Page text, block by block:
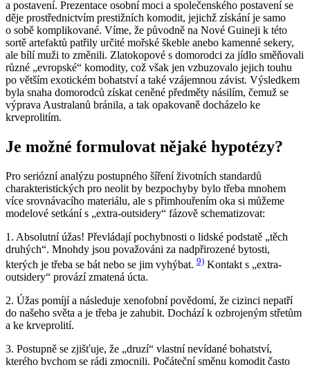
a postavení. Prezentace osobní moci a společenského postavení se
děje prostřednictvím prestižních komodit, jejichž získání je samo
o sobě komplikované. Víme, že původně na Nové Guineji k této
sortě artefaktů patřily určité mořské škeble anebo kamenné sekery,
ale bílí muži to změnili. Zlatokopové s domorodci za jídlo směňovali
různé „evropské“ komodity, což však jen vzbuzovalo jejich touhu
po větším exotickém bohatství a také vzájemnou závist. Výsledkem
byla snaha domorodců získat ceněné předměty násilím, čemuž se
výprava Australanů bránila, a tak opakovaně docházelo ke
krveprolitím.
Je možné formulovat nějaké hypotézy?
Pro seriózní analýzu postupného šíření životních standardů
charakteristických pro neolit by bezpochyby bylo třeba mnohem
více srovnávacího materiálu, ale s přimhouřením oka si můžeme
modelové setkání s „extra-outsidery“ fázově schematizovat:
1. Absolutní úžas! Převládají pochybnosti o lidské podstatě „těch
druhých“. Mnohdy jsou považováni za nadpřirozené bytosti,
kterých je třeba se bát nebo se jim vyhýbat. 9) Kontakt s „extra-
outsidery“ provází zmatená úcta.
2. Úžas pomíjí a následuje xenofobní povědomí, že cizinci nepatří
do našeho světa a je třeba je zahubit. Dochází k ozbrojeným střetům
a ke krveprolití.
3. Postupně se zjišťuje, že „druzí“ vlastní nevídané bohatství,
kterého bychom se rádi zmocnili. Počáteční směnu komodit často